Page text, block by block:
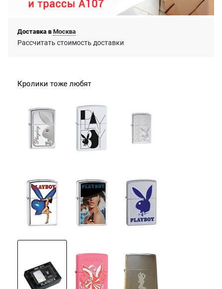
Доставка в Москва
Рассчитать стоимость доставки
Кролики тоже любят